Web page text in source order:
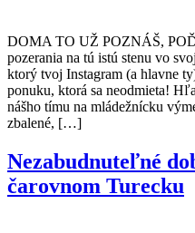
DOMA TO UŽ POZNÁŠ,
pozerania na tú istú stenu vo
ktorý tvoj Instagram (a hlavne
ponuku, ktorá sa neodmieta!
nášho tímu na mládežnícku
zbalené, […]
Nezabudnuteľné
čarovnom Turecku